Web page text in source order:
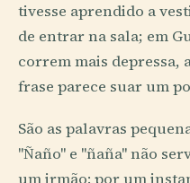
tivesse aprendido a
de entrar na sala; em
correm mais depressa,
frase parece suar um
São as palavras
"Ñaño" e "ñaña" não